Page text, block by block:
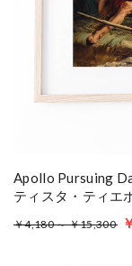
Apollo Pursuing
ティスタ・ティエ
￥4,180 ～ ￥15,300